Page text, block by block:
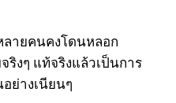
ลายคนคงโดนหลอก
ริงๆ แท้จริงแล้วเป็นการ
ย่างเนียนๆ